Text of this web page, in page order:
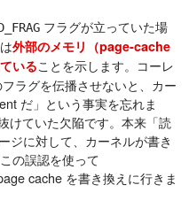
フラグが立っていた場
外部のメモリ（page-cache
いることを示します。コーレ
ラグを伝播させないと、カー
だ」という事実を忘れま
けていた欠陥です。本来「読
ジに対して、カーネルが書き
の誤認を使って
cache を書き換えに行きま